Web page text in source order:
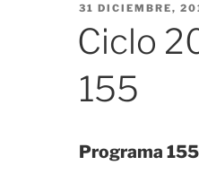
PUBLICADO
31 DICIEMBRE,
Ciclo
155
Programa